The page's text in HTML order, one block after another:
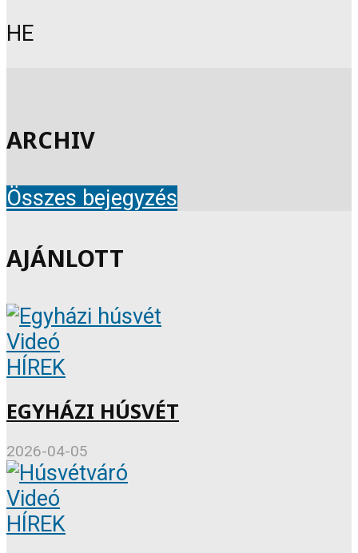
HE
ARCHIV
Összes bejegyzés
AJÁNLOTT
Videó
HÍREK
EGYHÁZI HÚSVÉT
2026-04-05
Videó
HÍREK